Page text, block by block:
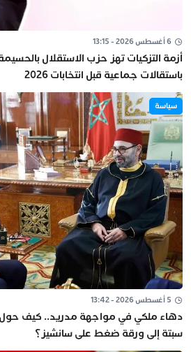
6 أغسطس 2026 - 13:15
أزمة التزكيات تهز حزب الاستقلال
باستقالات جماعية قبل انتخابات 2026
سياسة
5 أغسطس 2026 - 13:42
دهاء ملكي في مواجهة مدريد.. كيف
سبتة إلى ورقة ضغط على سانشيز؟